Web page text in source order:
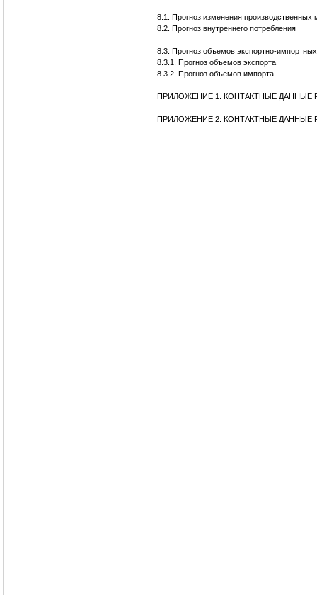
8.1. Прогноз изменения производственных
8.2. Прогноз внутреннего потребления
8.3. Прогноз объемов экспортно-
8.3.1. Прогноз объемов экспорта
8.3.2. Прогноз объемов импорта
ПРИЛОЖЕНИЕ 1. КОНТАКТНЫЕ
ПРИЛОЖЕНИЕ 2. КОНТАКТНЫЕ